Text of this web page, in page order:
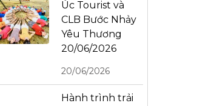
Úc Tourist và
CLB Bước Nhảy
Yêu Thương
20/06/2026
20/06/2026
Hành trình trải